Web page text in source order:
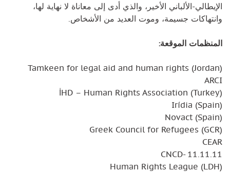
الإيطالي-الألباني الأخير، والذي أدى إلى معاناة لا نهاية لها،
وانتهاكات جسيمة، وموت العديد من الأشخاص.
المنظمات الموقعة:
Tamkeen for legal aid and human rights (Jordan)
ARCI
İHD – Human Rights Association (Turkey)
Irídia (Spain)
Novact (Spain)
Greek Council for Refugees (GCR)
CEAR
CNCD- 11.11.11
Human Rights League (LDH)